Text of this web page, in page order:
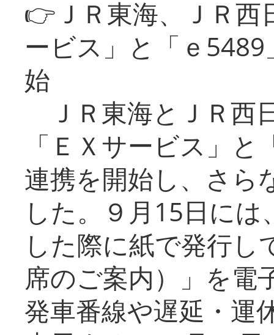
👉ＪＲ東海、ＪＲ
ービス」と「ｅ
始
ＪＲ東海とＪＲ西
「ＥＸサービス」
連携を開始し、さら
した。９月15日に
した際に紙で発行し
席のご案内）」を電
発車番線や遅延・運